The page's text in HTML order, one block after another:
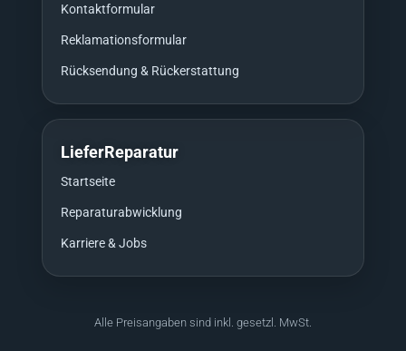
Kontaktformular
Reklamationsformular
Rücksendung & Rückerstattung
LieferReparatur
Startseite
Reparaturabwicklung
Karriere & Jobs
Alle Preisangaben sind inkl. gesetzl. MwSt.